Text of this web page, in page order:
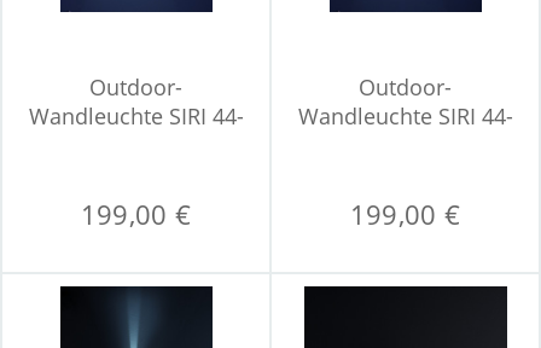
Outdoor-
Wandleuchte SIRI 44-
199,00 €
Outdoor-
Wandleuchte SIRI 44-
199,00 €